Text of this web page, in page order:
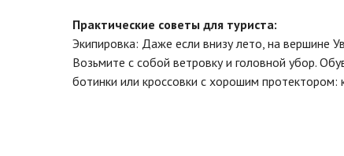
Практические советы для туриста:
Экипировка: Даже если внизу лето, на вершине
Возьмите с собой ветровку и головной убор.
ботинки или кроссовки с хорошим протектором: